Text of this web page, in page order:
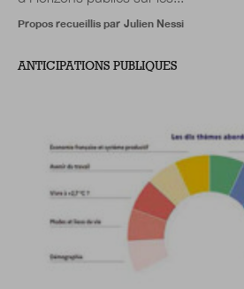
Propos recueillis par Julien Nessi
ANTICIPATIONS PUBLIQUES